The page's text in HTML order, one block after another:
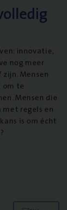
innovatie,
nog meer
Mensen
te
Mensen die
regels en
is om écht